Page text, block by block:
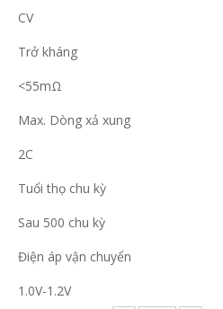
CV
Trở kháng
<55mΩ
Max. Dòng xả xung
2C
Tuổi thọ chu kỳ
Sau 500 chu kỳ
Điện áp vận chuyển
1.0V-1.2V